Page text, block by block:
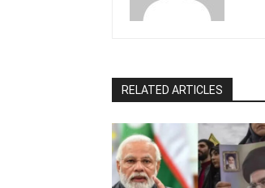
RELATED ARTICLES